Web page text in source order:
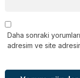
Daha sonraki
adresim ve site